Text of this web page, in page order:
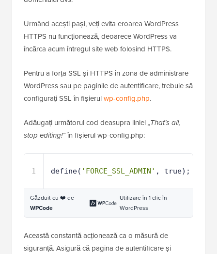
Urmând acești pași, veți evita eroarea WordPress
HTTPS nu funcționează, deoarece WordPress va
încărca acum întregul site web folosind HTTPS.
Pentru a forța SSL și HTTPS în zona de administrare
WordPress sau pe paginile de autentificare, trebuie să
configurați SSL în fișierulwp-config.php.
Adăugați următorul cod deasupra liniei„That’s all,
stop editing!”în fișierul wp-config.php:
1 define( 'FORCE_SSL_ADMIN' , true);
Găzduit cu ❤️ de
WPCode
Utilizare în 1 clic în
WordPress
Această constantă acționează ca o măsură de
siguranță. Asigură că pagina de autentificare și